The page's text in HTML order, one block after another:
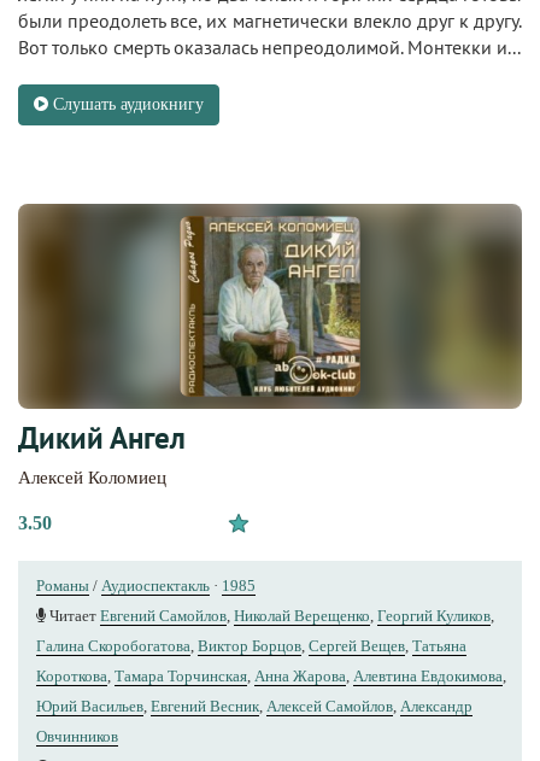
были преодолеть все, их магнетически влекло друг к другу.
Вот только смерть оказалась непреодолимой. Монтекки и...
Слушать аудиокнигу
Дикий Ангел
Алексей Коломиец
3.50
Романы / Аудиоспектакль · 1985
Читает Евгений Самойлов Николай Верещенко Георгий Куликов
Галина Скоробогатова Виктор Борцов Сергей Вещев Татьяна
Короткова Тамара Торчинская Анна Жарова Алевтина Евдокимова
Юрий Васильев Евгений Весник Алексей Самойлов Александр
Овчинников